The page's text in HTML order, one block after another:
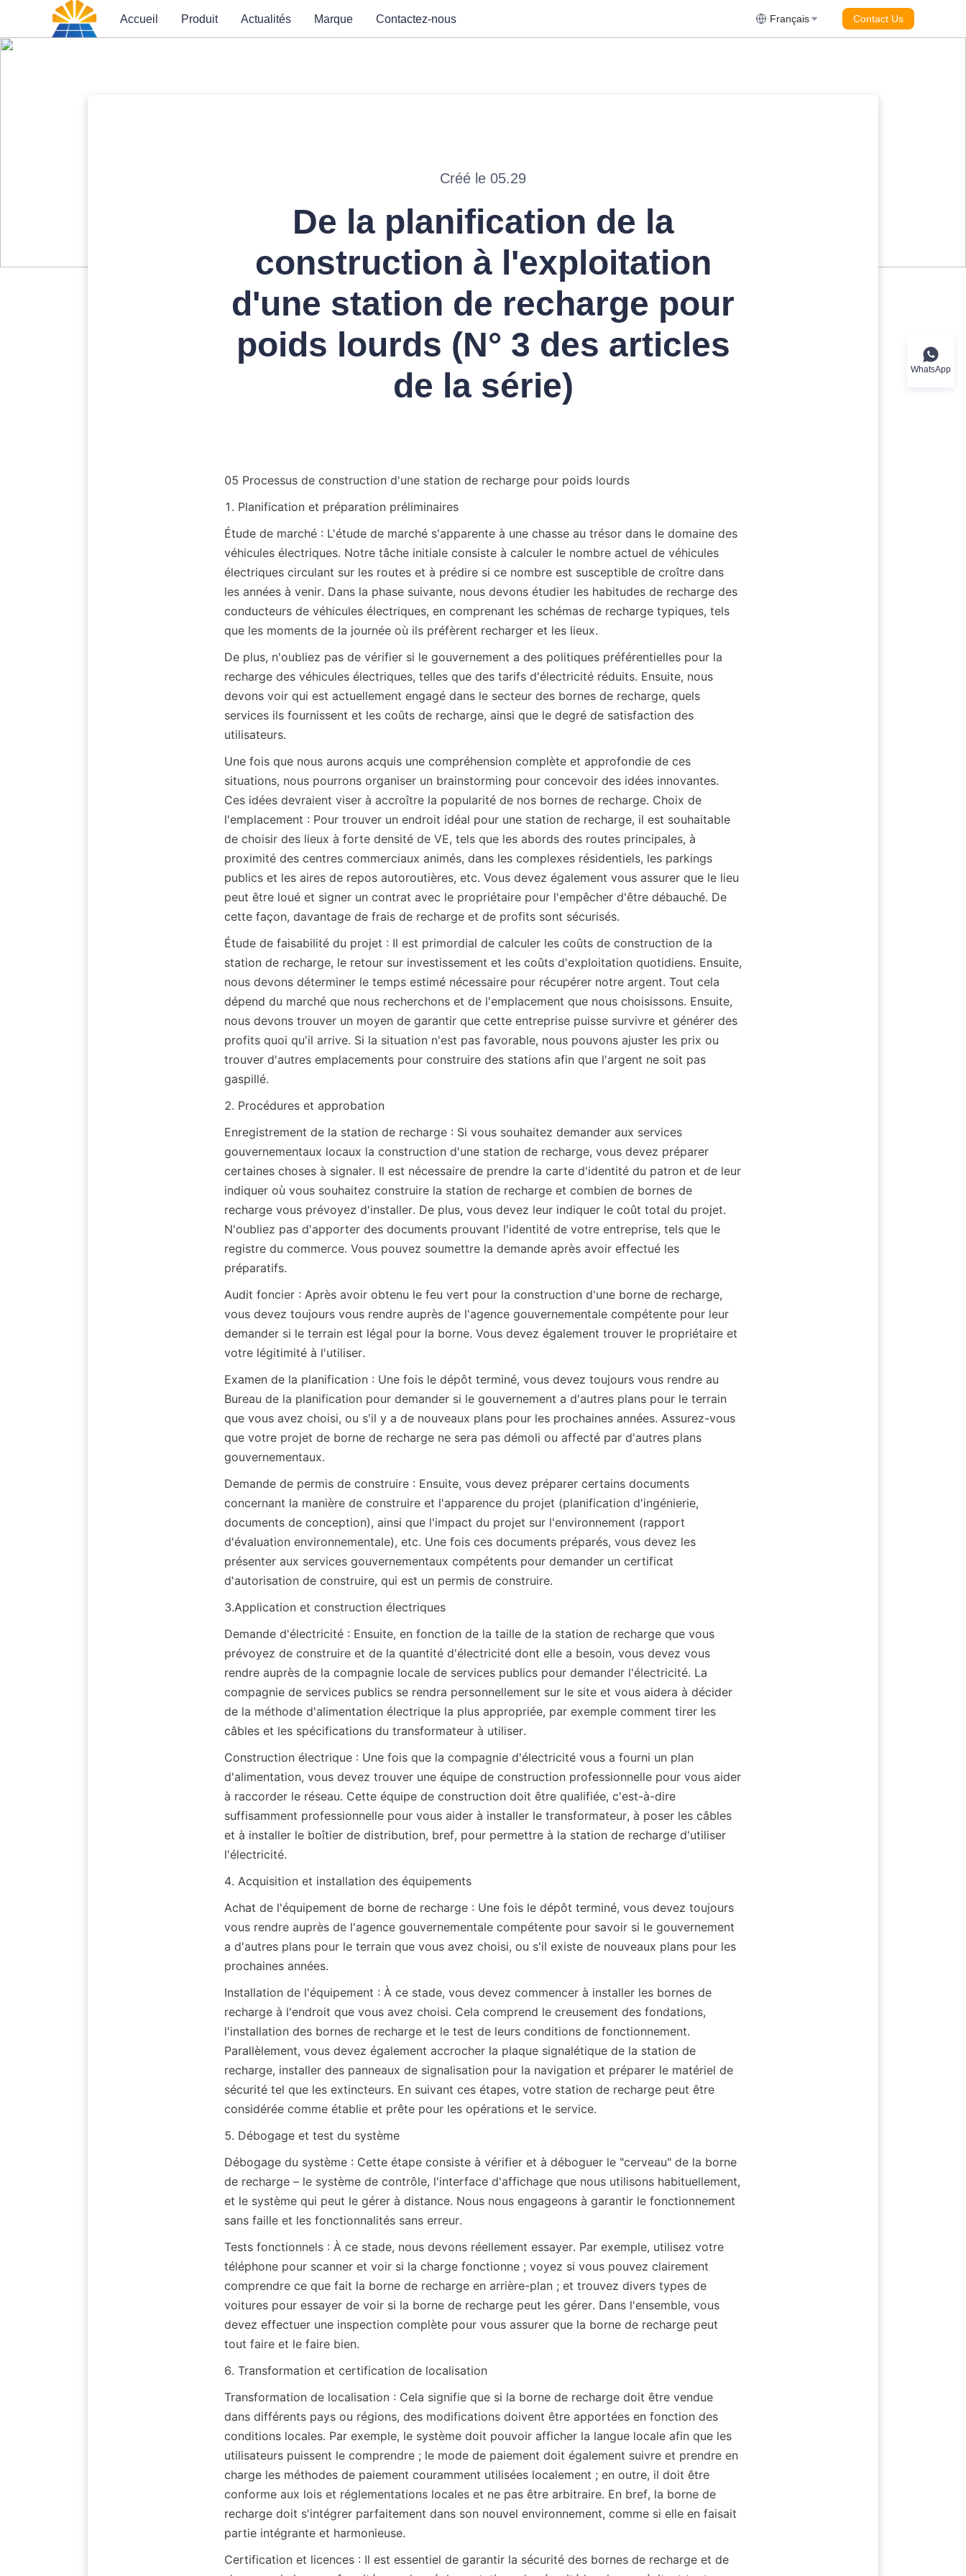
Accueil Produit Actualités Marque Contactez-nous Français Contact Us
Créé le 05.29
De la planification de la
construction à l'exploitation
d'une station de recharge pour
poids lourds (N° 3 des articles
de la série)
05 Processus de construction d'une station de recharge pour poids lourds
1. Planification et préparation préliminaires
Étude de marché : L'étude de marché s'apparente à une chasse au trésor dans le domaine des
véhicules électriques. Notre tâche initiale consiste à calculer le nombre actuel de véhicules
électriques circulant sur les routes et à prédire si ce nombre est susceptible de croître dans
les années à venir. Dans la phase suivante, nous devons étudier les habitudes de recharge des
conducteurs de véhicules électriques, en comprenant les schémas de recharge typiques, tels
que les moments de la journée où ils préfèrent recharger et les lieux.
De plus, n'oubliez pas de vérifier si le gouvernement a des politiques préférentielles pour la
recharge des véhicules électriques, telles que des tarifs d'électricité réduits. Ensuite, nous
devons voir qui est actuellement engagé dans le secteur des bornes de recharge, quels
services ils fournissent et les coûts de recharge, ainsi que le degré de satisfaction des
utilisateurs.
Une fois que nous aurons acquis une compréhension complète et approfondie de ces
situations, nous pourrons organiser un brainstorming pour concevoir des idées innovantes.
Ces idées devraient viser à accroître la popularité de nos bornes de recharge. Choix de
l'emplacement : Pour trouver un endroit idéal pour une station de recharge, il est souhaitable
de choisir des lieux à forte densité de VE, tels que les abords des routes principales, à
proximité des centres commerciaux animés, dans les complexes résidentiels, les parkings
publics et les aires de repos autoroutières, etc. Vous devez également vous assurer que le lieu
peut être loué et signer un contrat avec le propriétaire pour l'empêcher d'être débauché. De
cette façon, davantage de frais de recharge et de profits sont sécurisés.
Étude de faisabilité du projet : Il est primordial de calculer les coûts de construction de la
station de recharge, le retour sur investissement et les coûts d'exploitation quotidiens. Ensuite,
nous devons déterminer le temps estimé nécessaire pour récupérer notre argent. Tout cela
dépend du marché que nous recherchons et de l'emplacement que nous choisissons. Ensuite,
nous devons trouver un moyen de garantir que cette entreprise puisse survivre et générer des
profits quoi qu'il arrive. Si la situation n'est pas favorable, nous pouvons ajuster les prix ou
trouver d'autres emplacements pour construire des stations afin que l'argent ne soit pas
gaspillé.
2. Procédures et approbation
Enregistrement de la station de recharge : Si vous souhaitez demander aux services
gouvernementaux locaux la construction d'une station de recharge, vous devez préparer
certaines choses à signaler. Il est nécessaire de prendre la carte d'identité du patron et de leur
indiquer où vous souhaitez construire la station de recharge et combien de bornes de
recharge vous prévoyez d'installer. De plus, vous devez leur indiquer le coût total du projet.
N'oubliez pas d'apporter des documents prouvant l'identité de votre entreprise, tels que le
registre du commerce. Vous pouvez soumettre la demande après avoir effectué les
préparatifs.
Audit foncier : Après avoir obtenu le feu vert pour la construction d'une borne de recharge,
vous devez toujours vous rendre auprès de l'agence gouvernementale compétente pour leur
demander si le terrain est légal pour la borne. Vous devez également trouver le propriétaire et
votre légitimité à l'utiliser.
Examen de la planification : Une fois le dépôt terminé, vous devez toujours vous rendre au
Bureau de la planification pour demander si le gouvernement a d'autres plans pour le terrain
que vous avez choisi, ou s'il y a de nouveaux plans pour les prochaines années. Assurez-vous
que votre projet de borne de recharge ne sera pas démoli ou affecté par d'autres plans
gouvernementaux.
Demande de permis de construire : Ensuite, vous devez préparer certains documents
concernant la manière de construire et l'apparence du projet (planification d'ingénierie,
documents de conception), ainsi que l'impact du projet sur l'environnement (rapport
d'évaluation environnementale), etc. Une fois ces documents préparés, vous devez les
présenter aux services gouvernementaux compétents pour demander un certificat
d'autorisation de construire, qui est un permis de construire.
3.Application et construction électriques
Demande d'électricité : Ensuite, en fonction de la taille de la station de recharge que vous
prévoyez de construire et de la quantité d'électricité dont elle a besoin, vous devez vous
rendre auprès de la compagnie locale de services publics pour demander l'électricité. La
compagnie de services publics se rendra personnellement sur le site et vous aidera à décider
de la méthode d'alimentation électrique la plus appropriée, par exemple comment tirer les
câbles et les spécifications du transformateur à utiliser.
Construction électrique : Une fois que la compagnie d'électricité vous a fourni un plan
d'alimentation, vous devez trouver une équipe de construction professionnelle pour vous aider
à raccorder le réseau. Cette équipe de construction doit être qualifiée, c'est-à-dire
suffisamment professionnelle pour vous aider à installer le transformateur, à poser les câbles
et à installer le boîtier de distribution, bref, pour permettre à la station de recharge d'utiliser
l'électricité.
4. Acquisition et installation des équipements
Achat de l'équipement de borne de recharge : Une fois le dépôt terminé, vous devez toujours
vous rendre auprès de l'agence gouvernementale compétente pour savoir si le gouvernement
a d'autres plans pour le terrain que vous avez choisi, ou s'il existe de nouveaux plans pour les
prochaines années.
Installation de l'équipement : À ce stade, vous devez commencer à installer les bornes de
recharge à l'endroit que vous avez choisi. Cela comprend le creusement des fondations,
l'installation des bornes de recharge et le test de leurs conditions de fonctionnement.
Parallèlement, vous devez également accrocher la plaque signalétique de la station de
recharge, installer des panneaux de signalisation pour la navigation et préparer le matériel de
sécurité tel que les extincteurs. En suivant ces étapes, votre station de recharge peut être
considérée comme établie et prête pour les opérations et le service.
5. Débogage et test du système
Débogage du système : Cette étape consiste à vérifier et à déboguer le "cerveau" de la borne
de recharge – le système de contrôle, l'interface d'affichage que nous utilisons habituellement,
et le système qui peut le gérer à distance. Nous nous engageons à garantir le fonctionnement
sans faille et les fonctionnalités sans erreur.
Tests fonctionnels : À ce stade, nous devons réellement essayer. Par exemple, utilisez votre
téléphone pour scanner et voir si la charge fonctionne ; voyez si vous pouvez clairement
comprendre ce que fait la borne de recharge en arrière-plan ; et trouvez divers types de
voitures pour essayer de voir si la borne de recharge peut les gérer. Dans l'ensemble, vous
devez effectuer une inspection complète pour vous assurer que la borne de recharge peut
tout faire et le faire bien.
6. Transformation et certification de localisation
Transformation de localisation : Cela signifie que si la borne de recharge doit être vendue
dans différents pays ou régions, des modifications doivent être apportées en fonction des
conditions locales. Par exemple, le système doit pouvoir afficher la langue locale afin que les
utilisateurs puissent le comprendre ; le mode de paiement doit également suivre et prendre en
charge les méthodes de paiement couramment utilisées localement ; en outre, il doit être
conforme aux lois et réglementations locales et ne pas être arbitraire. En bref, la borne de
recharge doit s'intégrer parfaitement dans son nouvel environnement, comme si elle en faisait
partie intégrante et harmonieuse.
Certification et licences : Il est essentiel de garantir la sécurité des bornes de recharge et de
WhatsApp